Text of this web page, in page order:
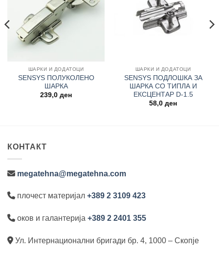
ШАРКИ И ДОДАТОЦИ
SENSYS ПОЛУКОЛЕНО
ШАРКА
239,0 ден
ШАРКИ И ДОДАТОЦИ
SENSYS ПОДЛОШКА ЗА
ШАРКА СО ТИПЛА И
ЕКСЦЕНТАР D-1.5
58,0 ден
КОНТАКТ
megatehna@megatehna.com
плочест материјал +389 2 3109 423
оков и галантерија +389 2 2401 355
Ул. Интернационални бригади бр. 4, 1000 – Скопје